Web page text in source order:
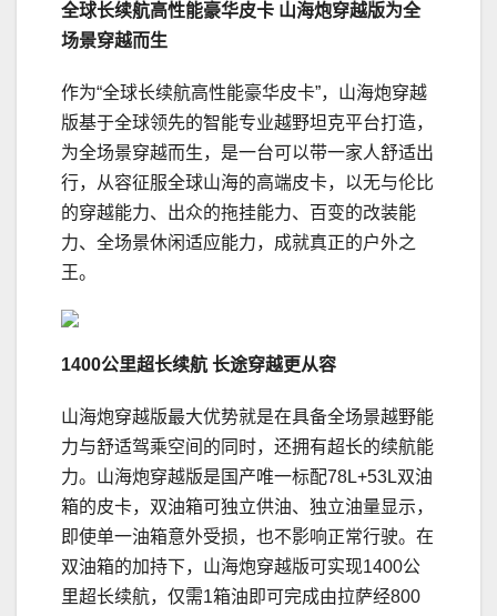
全球长续航高性能豪华皮卡 山海炮穿越版为全
场景穿越而生
作为“全球长续航高性能豪华皮卡”，山海炮穿越
版基于全球领先的智能专业越野坦克平台打造，
为全场景穿越而生，是一台可以带一家人舒适出
行，从容征服全球山海的高端皮卡，以无与伦比
的穿越能力、出众的拖挂能力、百变的改装能
力、全场景休闲适应能力，成就真正的户外之
王。
1400公里超长续航 长途穿越更从容
山海炮穿越版最大优势就是在具备全场景越野能
力与舒适驾乘空间的同时，还拥有超长的续航能
力。山海炮穿越版是国产唯一标配78L+53L双油
箱的皮卡，双油箱可独立供油、独立油量显示，
即使单一油箱意外受损，也不影响正常行驶。在
双油箱的加持下，山海炮穿越版可实现1400公
里超长续航，仅需1箱油即可完成由拉萨经800